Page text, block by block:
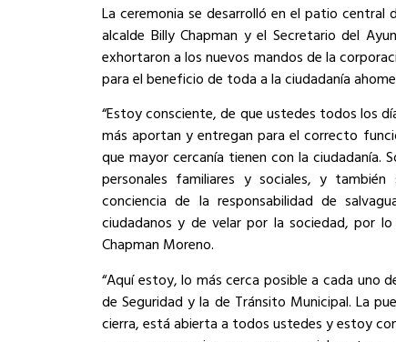
La ceremonia se desarrolló en el patio central
alcalde Billy Chapman y el Secretario del
exhortaron a los nuevos mandos de la
para el beneficio de toda a la ciudadanía
“Estoy consciente, de que ustedes todos los
más aportan y entregan para el correcto
que mayor cercanía tienen con la ciudadanía.
personales familiares y sociales, y
conciencia de la responsabilidad de
ciudadanos y de velar por la sociedad, por
Chapman Moreno.
“Aquí estoy, lo más cerca posible a cada uno
de Seguridad y la de Tránsito Municipal. La
cierra, está abierta a todos ustedes y estoy